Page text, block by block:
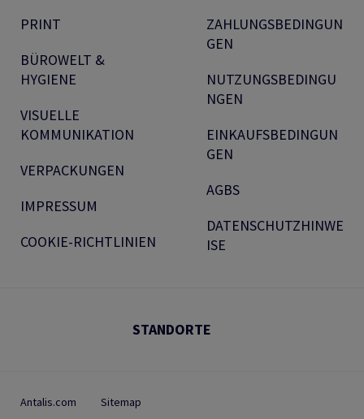
PRINT
BÜROWELT &
HYGIENE
VISUELLE
KOMMUNIKATION
VERPACKUNGEN
IMPRESSUM
COOKIE-RICHTLINIEN
ZAHLUNGSBEDINGUN
GEN
NUTZUNGSBEDINGU
NGEN
EINKAUFSBEDINGUN
GEN
AGBS
DATENSCHUTZHINWE
ISE
STANDORTE
Antalis.com Sitemap